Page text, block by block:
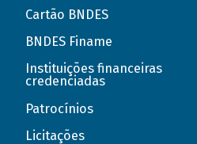
Cartão BNDES
BNDES Finame
Instituições financeiras
credenciadas
Patrocínios
Licitações